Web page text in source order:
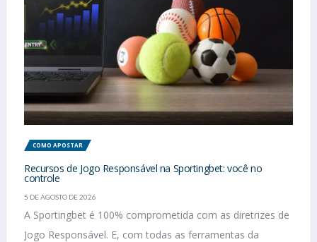
COMO APOSTAR
Recursos de Jogo Responsável na Sportingbet: você no
controle
5 DE AGOSTO DE 2026
A Sportingbet é 100% comprometida com as diretrizes de
Jogo Responsável. E, com todas as ferramentas da